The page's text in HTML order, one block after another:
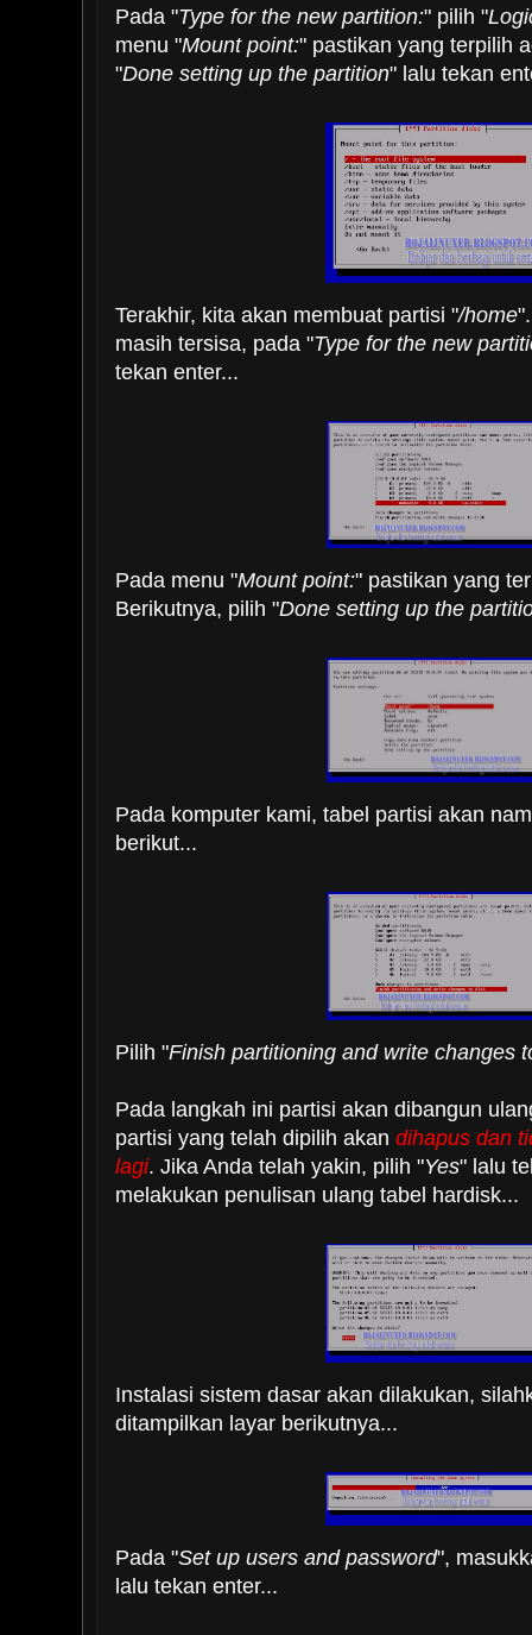
Pada "Type for the new partition:" pilih "
menu "Mount point:" pastikan yang terpilih
"Done setting up the partition" lalu tekan
Terakhir, kita akan membuat partisi "/home
masih tersisa, pada "Type for the new
tekan enter...
Pada menu "Mount point:" pastikan yang
Berikutnya, pilih "Done setting up the
Pada komputer kami, tabel partisi akan
berikut...
Pilih "Finish partitioning and write changes
Pada langkah ini partisi akan dibangun
partisi yang telah dipilih akan dihapus dan
lagi. Jika Anda telah yakin, pilih "Yes" lalu
melakukan penulisan ulang tabel hardisk...
Instalasi sistem dasar akan dilakukan,
ditampilkan layar berikutnya...
Pada "Set up users and password",
lalu tekan enter...